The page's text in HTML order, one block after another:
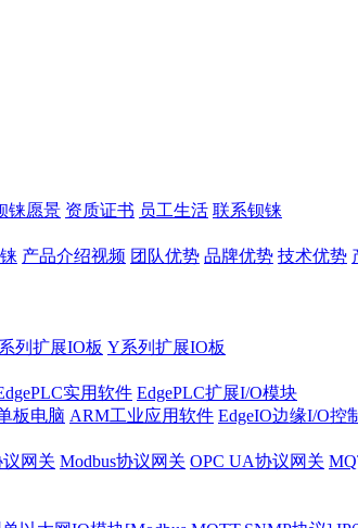
铼愿景 资质证书 员工生活 联系钡铼
产品介绍视频 团队优势 品牌优势 技术优势
列扩展IO板 Y系列扩展IO板
实用软件 EdgePLC扩展I/O模块
板电脑 ARM工业应用软件 EdgeIO边缘I/O控
网关 Modbus协议网关 OPC UA协议网关